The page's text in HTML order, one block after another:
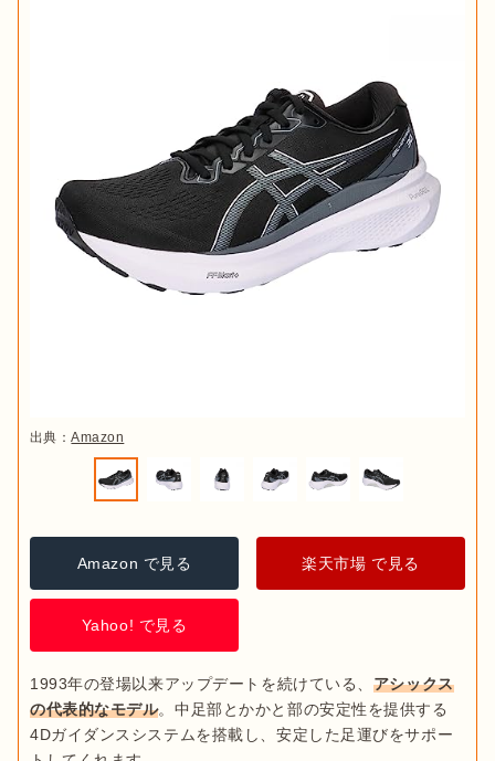
出典：Amazon
Amazon で見る 楽天市場 で見る
Yahoo! で見る
1993年の登場以来アップデートを続けている、 アシックス
の代表的なモデル。中足部とかかと部の安定性を提供する
4Dガイダンスシステムを搭載し、安定した足運びをサポー